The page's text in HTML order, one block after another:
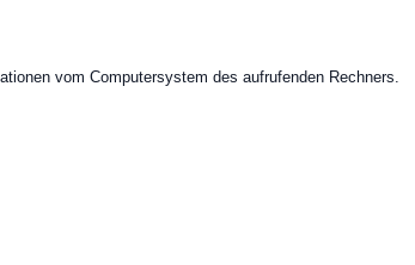
vom Computersystem des aufrufenden Rechners.